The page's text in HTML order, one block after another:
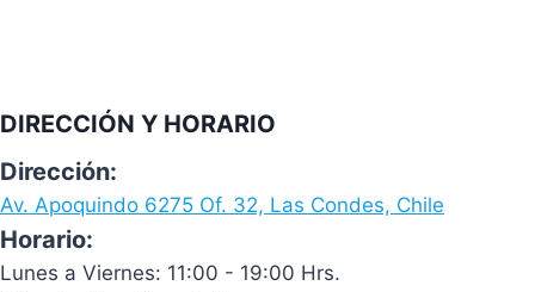
DIRECCIÓN Y HORARIO
Dirección:
Av. Apoquindo 6275 Of. 32, Las Condes, Chile
Horario:
Lunes a Viernes: 11:00 - 19:00 Hrs.